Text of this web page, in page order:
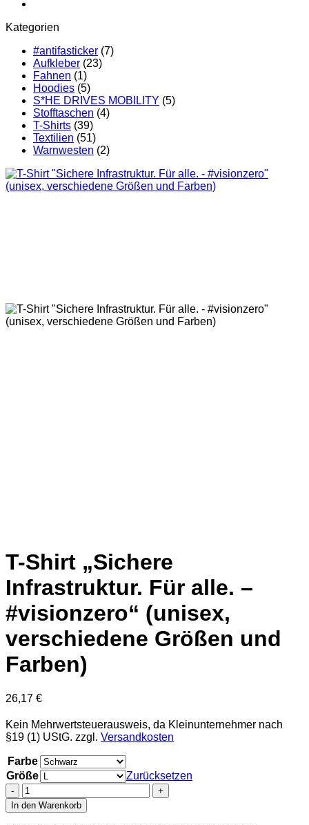
Kategorien
#antifasticker (7)
Aufkleber (23)
Fahnen (1)
Hoodies (5)
S*HE DRIVES MOBILITY (5)
Stofftaschen (4)
T-Shirts (39)
Textilien (51)
Warnwesten (2)
T-Shirt „Sichere
Infrastruktur. Für alle. –
#visionzero“ (unisex,
verschiedene Größen und
Farben)
26,17 €
Kein Mehrwertsteuerausweis, da Kleinunternehmer nach
§19 (1) UStG. zzgl. Versandkosten
Farbe
Größe
Zurücksetzen
T-
Shirt
"Sichere
In den Warenkorb